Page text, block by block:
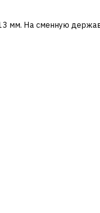
мм. На сменную